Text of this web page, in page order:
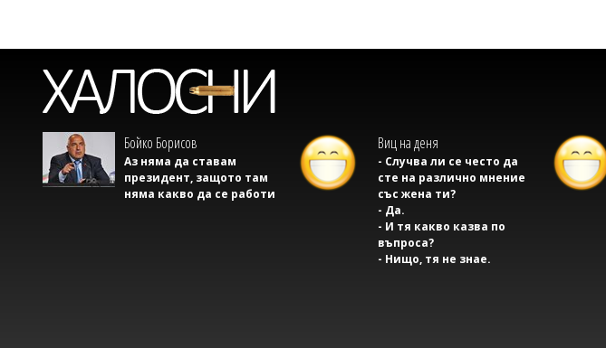
Бойко Борисов
Аз няма да ставам
президент, защото там
няма какво да се работи
Виц на деня
- Случва ли се често да
сте на различно мнение
със жена ти?
- Да.
- И тя какво казва по
въпроса?
- Нищо, тя не знае.